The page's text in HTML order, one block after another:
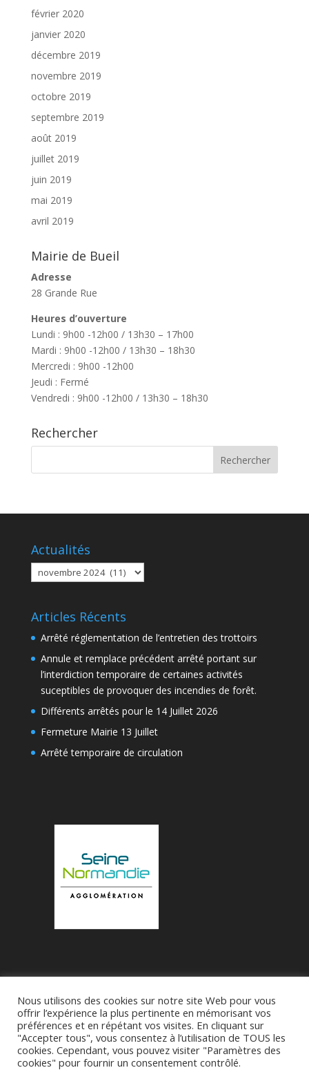
février 2020
janvier 2020
décembre 2019
novembre 2019
octobre 2019
septembre 2019
août 2019
juillet 2019
juin 2019
mai 2019
avril 2019
Mairie de Bueil
Adresse
28 Grande Rue
Heures d’ouverture
Lundi : 9h00 -12h00 / 13h30 – 17h00
Mardi : 9h00 -12h00 / 13h30 – 18h30
Mercredi : 9h00 -12h00
Jeudi : Fermé
Vendredi : 9h00 -12h00 / 13h30 – 18h30
Rechercher
Actualités
Actualités
Articles Récents
Arrêté réglementation de l’entretien des trottoirs
Annule et remplace précédent arrêté portant sur
l’interdiction temporaire de certaines activités
suceptibles de provoquer des incendies de forêt.
Différents arrêtés pour le 14 Juillet 2026
Fermeture Mairie 13 Juillet
Arrêté temporaire de circulation
Accueil Municipalité
Le Village de Bueil
Associations
Nous utilisons des cookies sur notre site Web pour vous
offrir l’expérience la plus pertinente en mémorisant vos
préférences et en répétant vos visites. En cliquant sur
"Accepter tous", vous consentez à l’utilisation de TOUS les
cookies. Cependant, vous pouvez visiter "Paramètres des
cookies" pour fournir un consentement contrôlé.